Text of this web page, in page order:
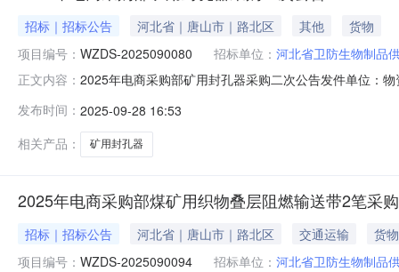
招标｜招标公告 河北省｜唐山市｜路北区 其他
货物
项目编号： WZDS-2025090080 招标单位： 河北省卫防生物制品
正文内容： 2025年电商采购部矿用封孔器采购二次公告发件单位：
质报价签章后密封寄送至我单位（报价不一致时，以网
发布时间： 2025-09-28 16:53
相关产品：
矿用封孔器
2025年电商采购部煤矿用织物叠层阻燃输送带2笔采
招标｜招标公告 河北省｜唐山市｜路北区 交通运输
货物
项目编号： WZDS-2025090094 招标单位： 河北省卫防生物制品